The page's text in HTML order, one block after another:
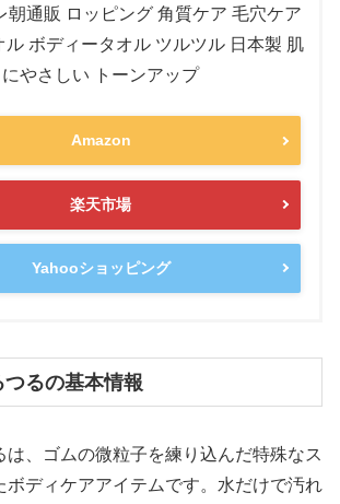
朝通販 ロッピング 角質ケア 毛穴ケア
ル ボディータオル ツルツル 日本製 肌
にやさしい トーンアップ
Amazon
楽天市場
Yahooショッピング
るの基本情報
は、ゴムの微粒子を練り込んだ特殊なス
ボディケアアイテムです。水だけで汚れ